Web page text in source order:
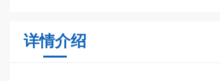
详情介绍